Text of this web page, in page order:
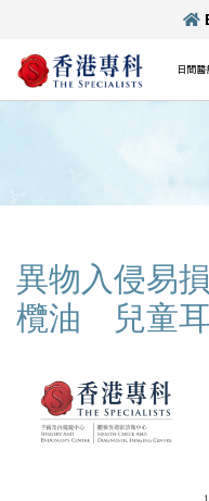
日間
異物入侵易
欖油 兒童